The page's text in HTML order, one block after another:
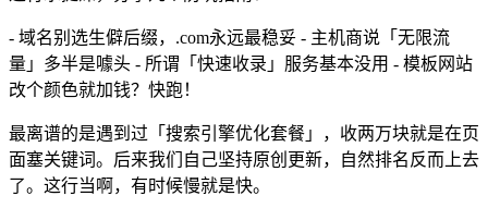
- 域名别选生僻后缀，.com永远最稳妥 - 主机商说「无限流
量」多半是噱头 - 所谓「快速收录」服务基本没用 - 模板网站
改个颜色就加钱？快跑！
最离谱的是遇到过「搜索引擎优化套餐」，收两万块就是在页
面塞关键词。后来我们自己坚持原创更新，自然排名反而上去
了。这行当啊，有时候慢就是快。